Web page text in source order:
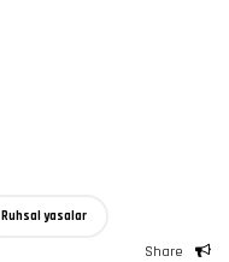
Ruhsal yasalar
Share